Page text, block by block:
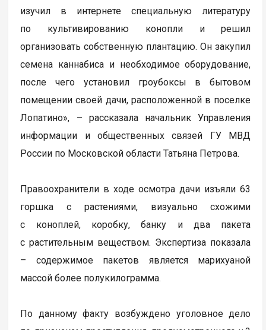
изучил в интернете специальную литературу
по культивированию конопли и решил
организовать собственную плантацию. Он закупил
семена каннабиса и необходимое оборудование,
после чего установил гроубоксы в бытовом
помещении своей дачи, расположенной в поселке
Лопатино», – рассказала начальник Управления
информации и общественных связей ГУ МВД
России по Московской области Татьяна Петрова.
Правоохранители в ходе осмотра дачи изъяли 63
горшка с растениями, визуально схожими
с коноплей, коробку, банку и два пакета
с растительным веществом. Экспертиза показала
– содержимое пакетов является марихуаной
массой более полукилограмма.
По данному факту возбуждено уголовное дело